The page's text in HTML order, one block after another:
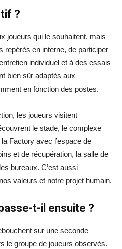
?
joueurs qui le souhaitent, mais
repérés en interne, de participer
individuel et à des essais
bien sûr adaptés aux
en fonction des postes.
les joueurs visitent
le stade, le complexe
Factory avec l’espace de
et de récupération, la salle de
bureaux. C’est aussi
valeurs et notre projet humain.
t-il ensuite ?
sur une seconde
le groupe de joueurs observés.